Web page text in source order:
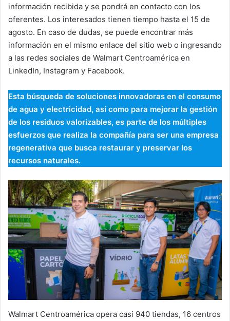
información recibida y se pondrá en contacto con los
oferentes. Los interesados tienen tiempo hasta el 15 de
agosto. En caso de dudas, se puede encontrar más
información en el mismo enlace del sitio web o ingresando
a las redes sociales de Walmart Centroamérica en
LinkedIn, Instagram y Facebook.
Esta búsqueda de soluciones innovadoras en el consumo
de agua y electricidad, así como para mejorar la gestión
de los residuos valorizables, es parte de los múltiples
esfuerzos que realiza la compañía para ser una empresa
regenerativa que busca restaurar y preservar los
recursos naturales.
Walmart Centroamérica opera casi 940 tiendas, 16 centros